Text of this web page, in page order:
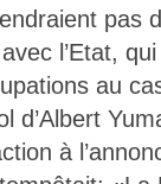
pas
l’Etat,
au
à